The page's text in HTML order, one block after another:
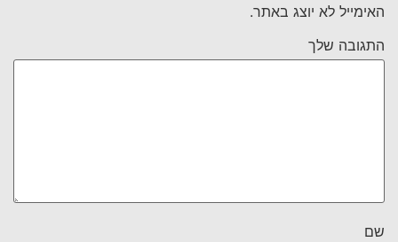
האימייל לא יוצג באתר.
התגובה שלך
שם